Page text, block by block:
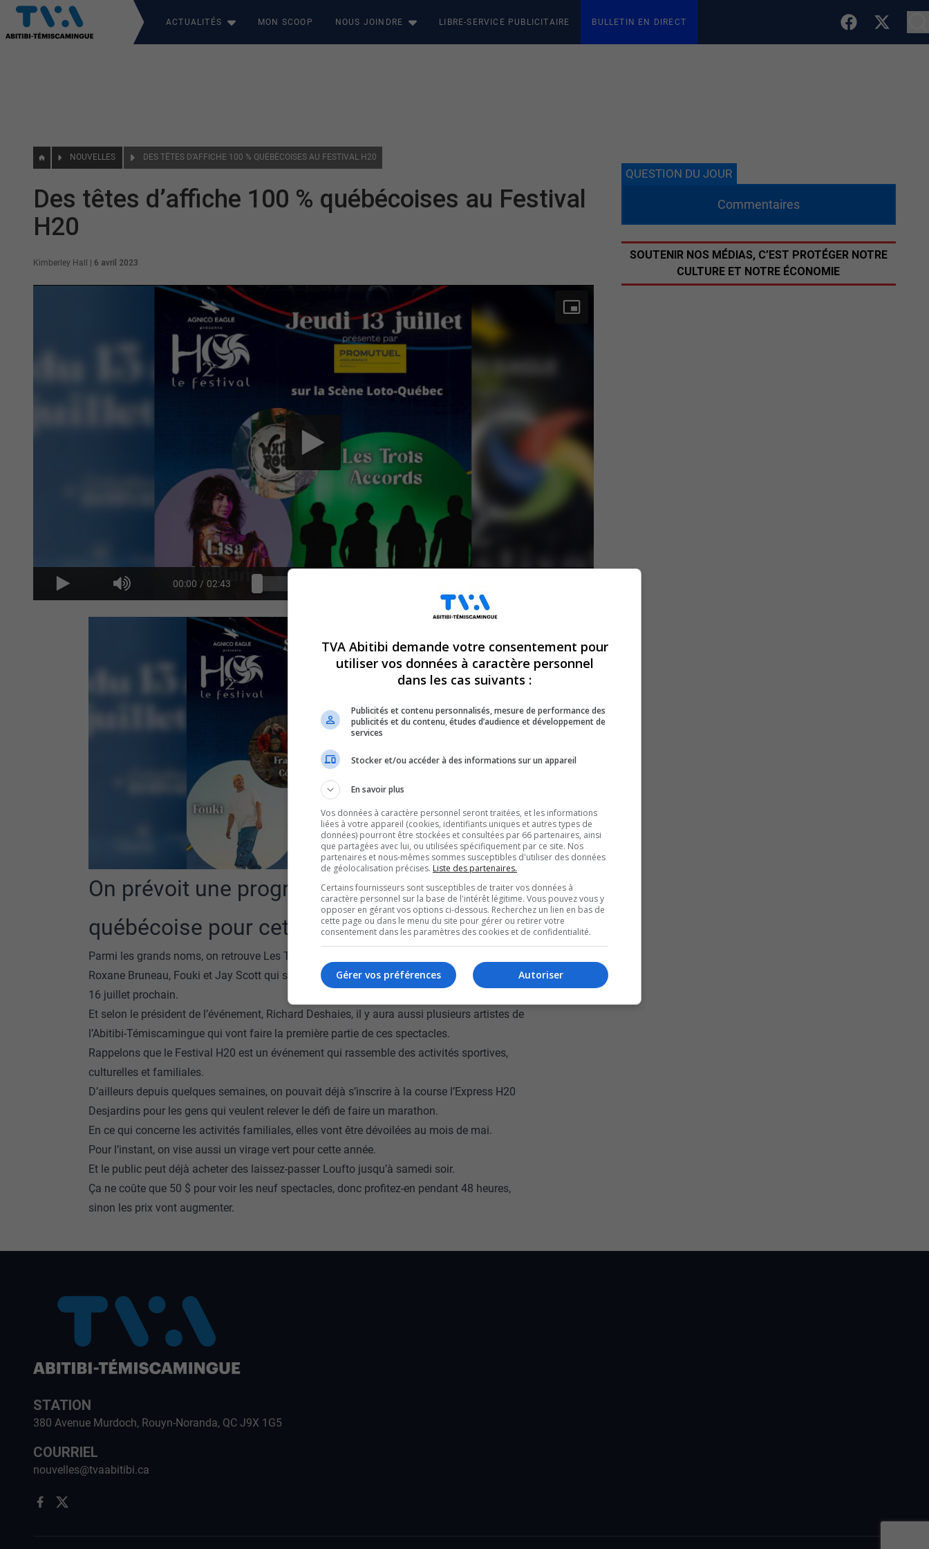
ACTUALITÉS MON SCOOP NOUS JOINDRE LIBRE-SERVICE PUBLICITAIRE BULLETIN EN DIRECT
NOUVELLES DES TÊTES D’AFFICHE 100 % QUÉBÉCOISES AU FESTIVAL H20
Des têtes d’affiche 100 % québécoises au Festival
H20
Kimberley Hall 6 avril 2023
00:00 / 02:43
On prévoit une programmation 100 %
québécoise pour cette 16e édition!
Parmi les grands noms, on retrouve Les Trois Accords, Bleu Jeans Bleu, Lisa Leblanc,
Roxane Bruneau, Fouki et Jay Scott qui seront sur scène pour divertir le public entre le 13 et
16 juillet prochain.
Et selon le président de l’événement, Richard Deshaies, il y aura aussi plusieurs artistes de
l’Abitibi-Témiscamingue qui vont faire la première partie de ces spectacles.
Rappelons que le Festival H20 est un événement qui rassemble des activités sportives,
culturelles et familiales.
D’ailleurs depuis quelques semaines, on pouvait déjà s’inscrire à la course l’Express H20
Desjardins pour les gens qui veulent relever le défi de faire un marathon.
En ce qui concerne les activités familiales, elles vont être dévoilées au mois de mai.
Pour l’instant, on vise aussi un virage vert pour cette année.
Et le public peut déjà acheter des laissez-passer Loufto jusqu’à samedi soir.
Ça ne coûte que 50 $ pour voir les neuf spectacles, donc profitez-en pendant 48 heures,
sinon les prix vont augmenter.
QUESTION DU JOUR
Commentaires
SOUTENIR NOS MÉDIAS, C’EST PROTÉGER NOTRE
CULTURE ET NOTRE ÉCONOMIE
STATION
380 Avenue Murdoch, Rouyn-Noranda, QC J9X 1G5
COURRIEL
nouvelles@tvaabitibi.ca
TVA Abitibi demande votre consentement pour
utiliser vos données à caractère personnel
dans les cas suivants :
Publicités et contenu personnalisés, mesure de performance des
publicités et du contenu, études d’audience et développement de
services
Stocker et/ou accéder à des informations sur un appareil
En savoir plus
Vos données à caractère personnel seront traitées, et les informations
liées à votre appareil (cookies, identifiants uniques et autres types de
données) pourront être stockées et consultées par 66 partenaires, ainsi
que partagées avec lui, ou utilisées spécifiquement par ce site. Nos
partenaires et nous-mêmes sommes susceptibles d'utiliser des données
de géolocalisation précises. Liste des partenaires.
Certains fournisseurs sont susceptibles de traiter vos données à
caractère personnel sur la base de l'intérêt légitime. Vous pouvez vous y
opposer en gérant vos options ci-dessous. Recherchez un lien en bas de
cette page ou dans le menu du site pour gérer ou retirer votre
consentement dans les paramètres des cookies et de confidentialité.
Autoriser
Gérer vos préférences